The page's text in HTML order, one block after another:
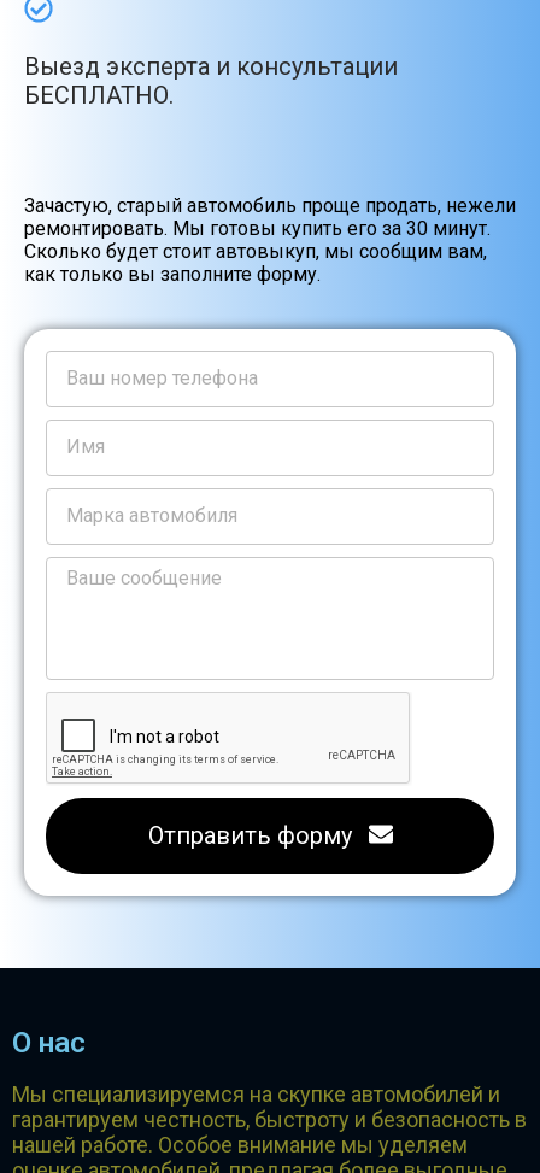
Выезд эксперта и консультации
БЕСПЛАТНО.
Зачастую, старый автомобиль проще продать, нежели
ремонтировать. Мы готовы купить его за 30 минут.
Сколько будет стоит автовыкуп, мы сообщим вам,
как только вы заполните форму.
Отправить форму
О нас
Мы специализируемся на скупке автомобилей и
гарантируем честность, быстроту и безопасность в
нашей работе. Особое внимание мы уделяем